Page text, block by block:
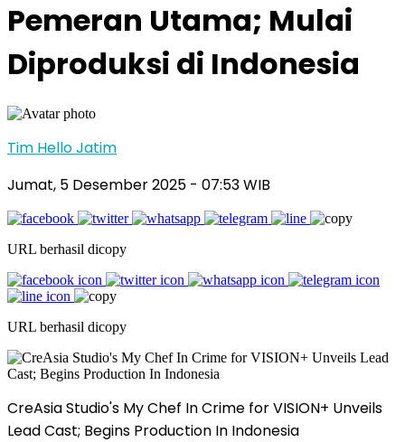
Pemeran Utama; Mulai
Diproduksi di Indonesia
Tim Hello Jatim
Jumat, 5 Desember 2025 - 07:53 WIB
URL berhasil dicopy
URL berhasil dicopy
CreAsia Studio's My Chef In Crime for VISION+ Unveils
Lead Cast; Begins Production In Indonesia